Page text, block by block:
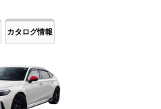
カタログ情報